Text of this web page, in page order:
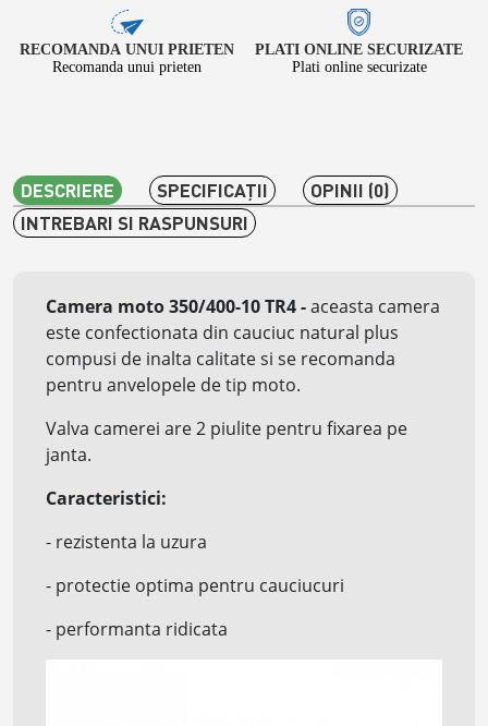
RECOMANDA UNUI PRIETEN
Recomanda unui prieten
PLATI ONLINE SECURIZATE
Plati online securizate
DESCRIERE SPECIFICAŢII
OPINII (0)
INTREBARI SI RASPUNSURI
Camera moto 350/400-10 TR4-aceasta camera
este confectionata din cauciuc natural plus
compusi de inalta calitate si se recomanda
pentru anvelopele de tip moto.
Valva camerei are 2 piulite pentru fixarea pe
janta.
Caracteristici:
- rezistenta la uzura
- protectie optima pentru cauciucuri
- performanta ridicata